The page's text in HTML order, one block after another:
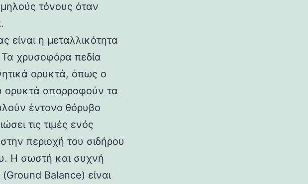
τόνους όταν
είναι η μεταλλικότητα
χρυσοφόρα πεδία
ορυκτά, όπως ο
ορυκτά απορροφούν τα
έντονο θόρυβο
τις τιμές ενός
περιοχή του σιδήρου
Η σωστή και συχνή
Balance) είναι